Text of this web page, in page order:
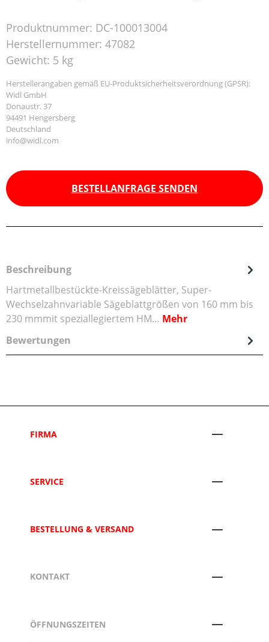
Produktnummer: DC-100013004
Herstellernummer: 47082
Gewicht: 5 kg
Herstellerangaben gemäß EU-Produktsicherheitsverordnung (GPSR):
Widl GmbH
Donaustr. 37
94491 Hengersberg
Deutschland
info@widl.com
BESTELLANFRAGE SENDEN
Beschreibung
Hartmetallbestückte-Kreissägeblätter, Super-
Wechselzahnvariable Sägeblattgrößen von 160 mm bis
230 mmmit speziallegiertem HM… Mehr
Bewertungen
FIRMA
SERVICE
BESTELLUNG & VERSAND
KONTAKT
ÖFFNUNGSZEITEN